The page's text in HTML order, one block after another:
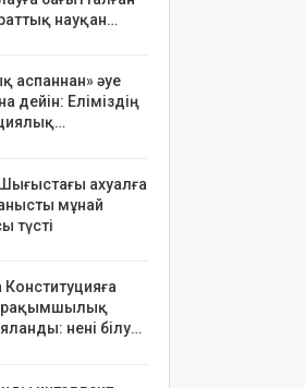
науқан…
аспаннан» әуе
дейін: Еліміздің
ахуалға
мұнай
түсті
рақымшылық
нені білу…